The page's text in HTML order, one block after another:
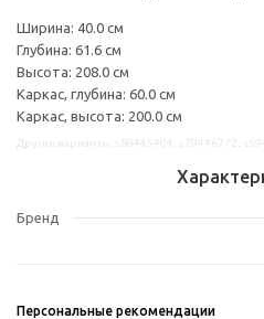
Ширина: 40.0 см
Глубина: 61.6 см
Высота: 208.0 см
Каркас, глубина: 60.0 см
Каркас, высота: 200.0 см
Бренд
Персональные рекомендации